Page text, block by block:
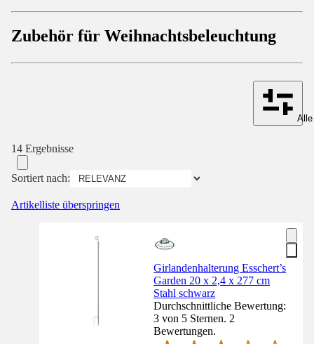
Zubehör für Weihnachtsbeleuchtung
14 Ergebnisse
Sortiert nach:
Artikelliste überspringen
Girlandenhalterung Esschert’s
Garden 20 x 2,4 x 277 cm
Stahl schwarz
Durchschnittliche Bewertung:
3 von 5 Sternen. 2
Bewertungen.